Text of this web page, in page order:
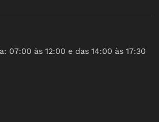
07:00 às 12:00 e das 14:00 às 17:30